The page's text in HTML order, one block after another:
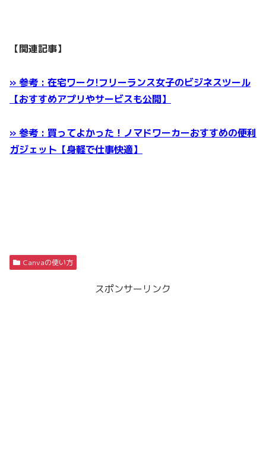
【関連記事】
» 参考 : 在宅ワーク!フリーランス女子のビジネスツール
【おすすめアプリやサービスも公開】
» 参考 : 買ってよかった！ノマドワーカーおすすめの便利
ガジェット【身軽で仕事快適】
Canvaの使い方
スポンサーリンク